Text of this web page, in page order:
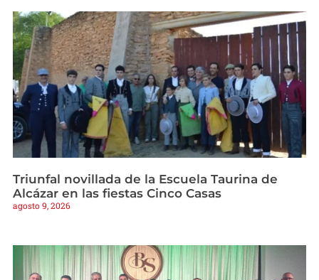
Triunfal novillada de la Escuela Taurina de
Alcázar en las fiestas Cinco Casas
agosto 9, 2026